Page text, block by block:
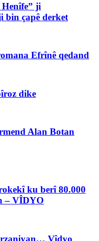
Henîfe” ji
bin çapê derket
Efrînê qedand
dike
Alan Botan
ku berî 80.000
– VÎDYO
Vîdyo